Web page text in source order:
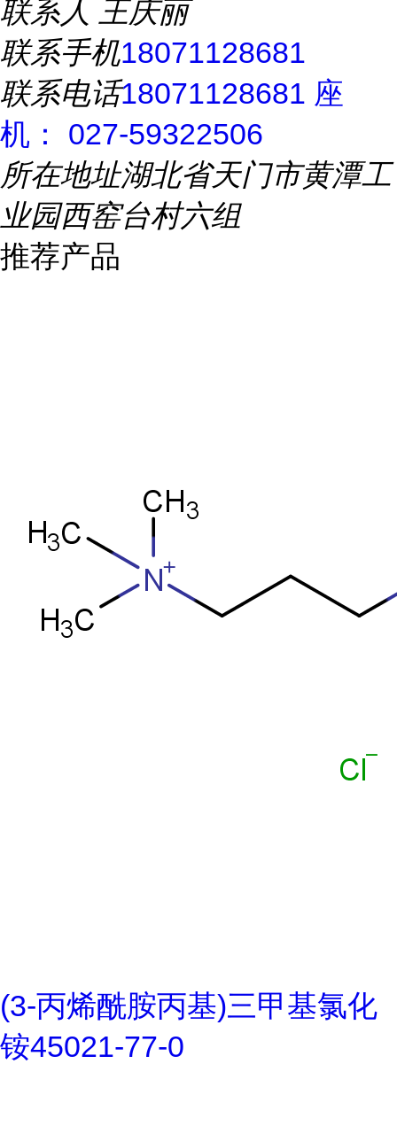
联系人 王庆丽
联系手机18071128681
联系电话18071128681 座
机： 027-59322506
所在地址湖北省天门市黄潭工
业园西窑台村六组
推荐产品
(3-丙烯酰胺丙基)三甲基氯化
铵45021-77-0